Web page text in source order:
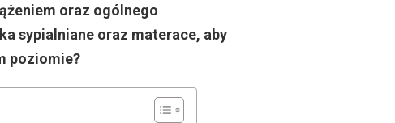
oraz ogólnego
sypialniane oraz materace, aby
poziomie?